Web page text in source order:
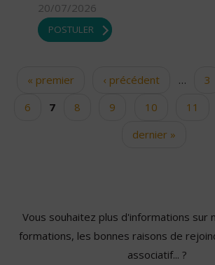
20/07/2026
POSTULER
Pages« premier ‹ précédent … 3
6
7 8 9 10 11
dernier »
Vous souhaitez plus d'informations sur
formations, les bonnes raisons de
associatif... ?